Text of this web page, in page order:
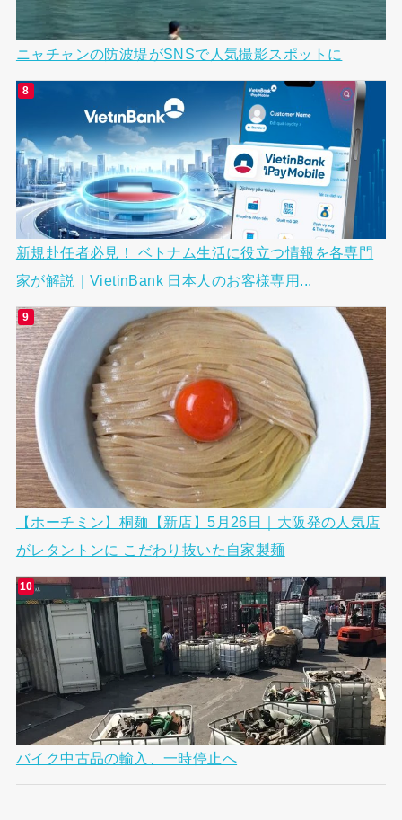
ニャチャンの防波堤がSNSで人気撮影スポットに
新規赴任者必見！ ベトナム生活に役立つ情報を各専門
家が解説｜VietinBank 日本人のお客様専用...
【ホーチミン】桐麺【新店】5月26日｜大阪発の人気店
がレタントンに こだわり抜いた自家製麺
バイク中古品の輸入、一時停止へ